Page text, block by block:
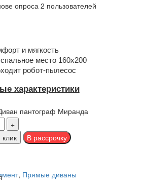
опроса 2 пользователей
и мягкость
место 160х200
робот-пылесос
характеристики
пантограф Миранда
клик
, Прямые диваны